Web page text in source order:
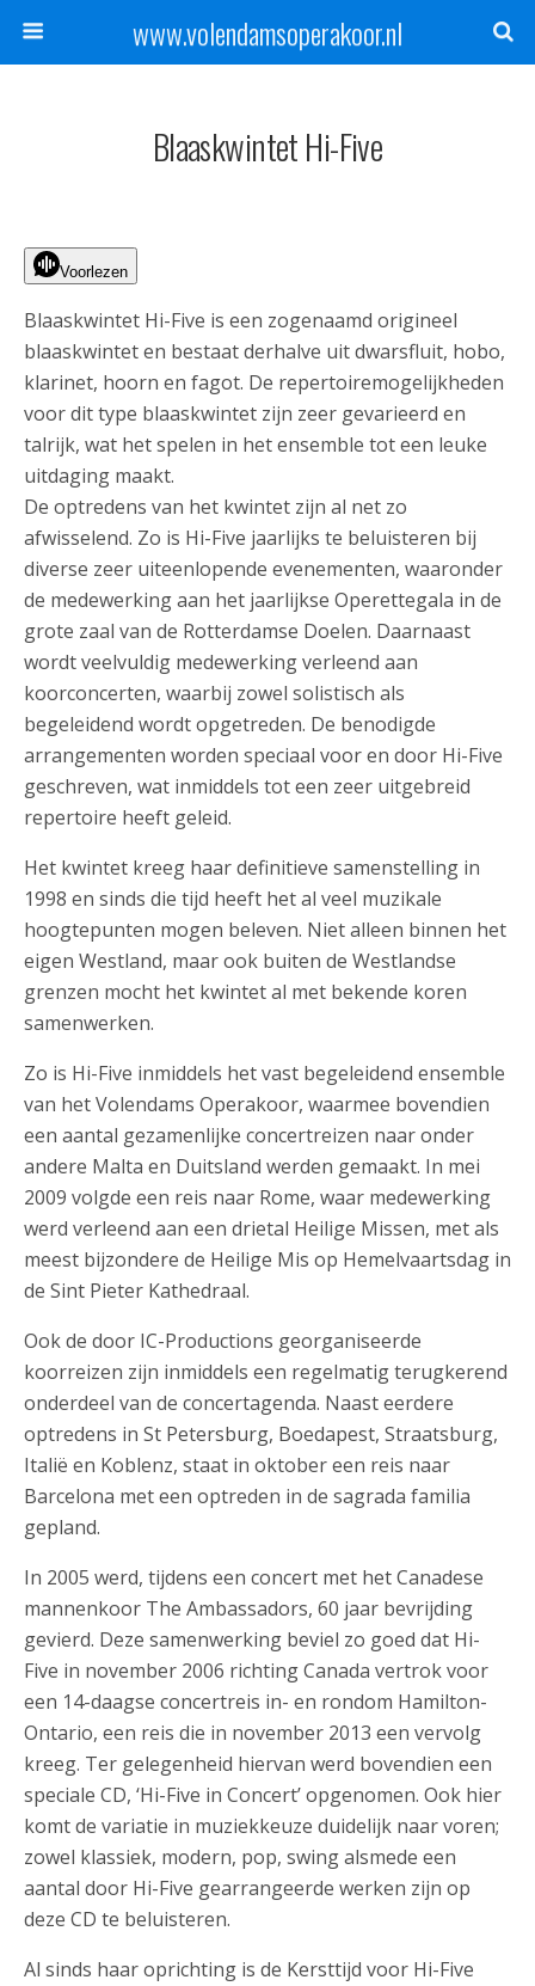
www.volendamsoperakoor.nl
Blaaskwintet Hi-Five
Voorlezen
Blaaskwintet Hi-Five is een zogenaamd origineel
blaaskwintet en bestaat derhalve uit dwarsfluit, hobo,
klarinet, hoorn en fagot. De repertoiremogelijkheden
voor dit type blaaskwintet zijn zeer gevarieerd en
talrijk, wat het spelen in het ensemble tot een leuke
uitdaging maakt.
De optredens van het kwintet zijn al net zo
afwisselend. Zo is Hi-Five jaarlijks te beluisteren bij
diverse zeer uiteenlopende evenementen, waaronder
de medewerking aan het jaarlijkse Operettegala in de
grote zaal van de Rotterdamse Doelen. Daarnaast
wordt veelvuldig medewerking verleend aan
koorconcerten, waarbij zowel solistisch als
begeleidend wordt opgetreden. De benodigde
arrangementen worden speciaal voor en door Hi-Five
geschreven, wat inmiddels tot een zeer uitgebreid
repertoire heeft geleid.
Het kwintet kreeg haar definitieve samenstelling in
1998 en sinds die tijd heeft het al veel muzikale
hoogtepunten mogen beleven. Niet alleen binnen het
eigen Westland, maar ook buiten de Westlandse
grenzen mocht het kwintet al met bekende koren
samenwerken.
Zo is Hi-Five inmiddels het vast begeleidend ensemble
van het Volendams Operakoor, waarmee bovendien
een aantal gezamenlijke concertreizen naar onder
andere Malta en Duitsland werden gemaakt. In mei
2009 volgde een reis naar Rome, waar medewerking
werd verleend aan een drietal Heilige Missen, met als
meest bijzondere de Heilige Mis op Hemelvaartsdag in
de Sint Pieter Kathedraal.
Ook de door IC-Productions georganiseerde
koorreizen zijn inmiddels een regelmatig terugkerend
onderdeel van de concertagenda. Naast eerdere
optredens in St Petersburg, Boedapest, Straatsburg,
Italië en Koblenz, staat in oktober een reis naar
Barcelona met een optreden in de sagrada familia
gepland.
In 2005 werd, tijdens een concert met het Canadese
mannenkoor The Ambassadors, 60 jaar bevrijding
gevierd. Deze samenwerking beviel zo goed dat Hi-
Five in november 2006 richting Canada vertrok voor
een 14-daagse concertreis in- en rondom Hamilton-
Ontario, een reis die in november 2013 een vervolg
kreeg. Ter gelegenheid hiervan werd bovendien een
speciale CD, ‘Hi-Five in Concert’ opgenomen. Ook hier
komt de variatie in muziekkeuze duidelijk naar voren;
zowel klassiek, modern, pop, swing alsmede een
aantal door Hi-Five gearrangeerde werken zijn op
deze CD te beluisteren.
Al sinds haar oprichting is de Kersttijd voor Hi-Five